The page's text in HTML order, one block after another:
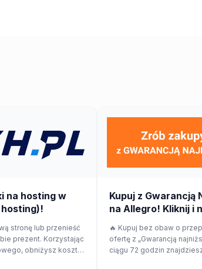
na hosting w
stronę lub przenieść
prezent. Korzystając
obniżysz koszt
Kupuj z Gwarancją
na Allegro! Kliknij i
🔥 Kupuj bez obaw o
ofertę z „Gwarancją
ciągu 72 godzin